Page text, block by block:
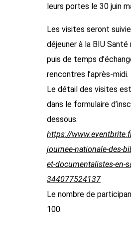
leurs portes le 30 juin
Les visites seront
déjeuner à la BIU Santé
puis de temps
rencontres l’après-midi.
Le détail des visites
dans le formulaire
dessous.
https://
journee-nationale-des-
et-documentalistes-en-
344077524137
Le nombre de
100.